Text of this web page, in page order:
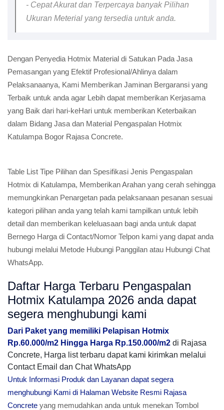
- Cepat Akurat dan Terpercaya banyak Pilihan
Ukuran Meterial yang tersedia untuk anda.
Dengan Penyedia Hotmix Material di Satukan Pada Jasa
Pemasangan yang Efektif Profesional/Ahlinya dalam
Pelaksanaanya, Kami Memberikan Jaminan Bergaransi yang
Terbaik untuk anda agar Lebih dapat memberikan Kerjasama
yang Baik dari hari-keHari untuk memberikan Keterbaikan
dalam Bidang Jasa dan Material Pengaspalan Hotmix
Katulampa Bogor Rajasa Concrete.
Table List Tipe Pilihan dan Spesifikasi Jenis Pengaspalan
Hotmix di Katulampa, Memberikan Arahan yang cerah sehingga
memungkinkan Penargetan pada pelaksanaan pesanan sesuai
kategori pilihan anda yang telah kami tampilkan untuk lebih
detail dan memberikan keleluasaan bagi anda untuk dapat
Bernego Harga di Contact/Nomor Telpon kami yang dapat anda
hubungi melalui Metode Hubungi Panggilan atau Hubungi Chat
WhatsApp.
Daftar Harga Terbaru Pengaspalan
Hotmix Katulampa 2026 anda dapat
segera menghubungi kami
Dari Paket yang memiliki Pelapisan Hotmix
Rp.60.000/m2 Hingga Harga Rp.150.000/m2 di Rajasa
Concrete, Harga list terbaru dapat kami kirimkan melalui
Contact Email dan Chat WhatsApp
Untuk Informasi Produk dan Layanan dapat segera
menghubungi Kami di Halaman Website Resmi Rajasa
Concrete yang memudahkan anda untuk menekan Tombol